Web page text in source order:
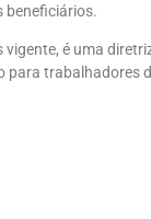
beneficiários.
é uma
para